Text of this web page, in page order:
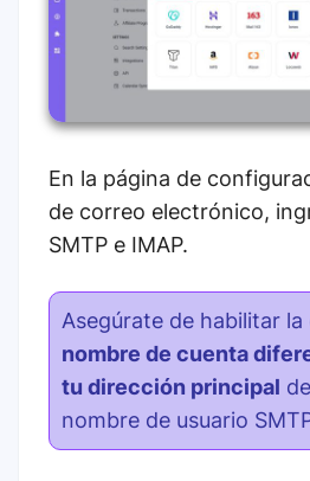
En la página de
de correo electrónico,
SMTP e IMAP.
Asegúrate de habilitar la
nombre de cuenta
tu dirección principal
nombre de usuario